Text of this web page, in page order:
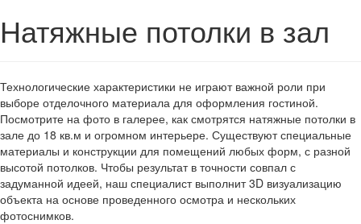
Натяжные потолки в зал
Технологические характеристики не играют важной роли при
выборе отделочного материала для оформления гостиной.
Посмотрите на фото в галерее, как смотрятся натяжные потолки в
зале до 18 кв.м и огромном интерьере. Существуют специальные
материалы и конструкции для помещений любых форм, с разной
высотой потолков. Чтобы результат в точности совпал с
задуманной идеей, наш специалист выполнит 3D визуализацию
объекта на основе проведенного осмотра и нескольких
фотоснимков.